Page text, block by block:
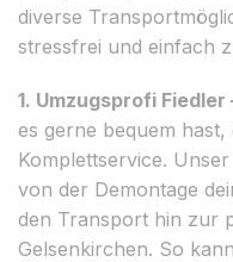
diverse
stressfrei und einfach
1. Umzugsprofi
es gerne bequem
Komplettservice.
von der Demontage
den Transport hin zur
Gelsenkirchen. So